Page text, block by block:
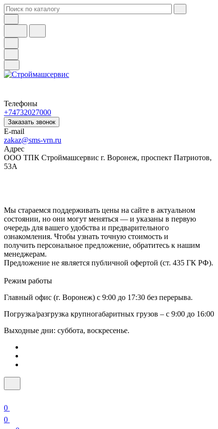
Телефоны
+74732027000
Заказать звонок
E-mail
zakaz@sms-vrn.ru
Адрес
ООО ТПК Строймашсервис г. Воронеж, проспект Патриотов,
53А
Мы стараемся поддерживать цены на сайте в актуальном
состоянии, но они могут меняться — и указаны в первую
очередь для вашего удобства и предварительного
ознакомления. Чтобы узнать точную стоимость и
получить персональное предложение, обратитесь к нашим
менеджерам.
Предложение не является публичной офертой (ст. 435 ГК РФ).
Режим работы
Главный офис (г. Воронеж) с 9:00 до 17:30 без перерыва.
Погрузка/разгрузка крупногабаритных грузов – с 9:00 до 16:00
Выходные дни: суббота, воскресенье.
0
0